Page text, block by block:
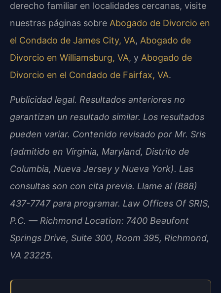
derecho familiar en localidades cercanas, visite
nuestras páginas sobre Abogado de Divorcio en
el Condado de James City, VA, Abogado de
Divorcio en Williamsburg, VA, y Abogado de
Divorcio en el Condado de Fairfax, VA.
Publicidad legal. Resultados anteriores no
garantizan un resultado similar. Los resultados
pueden variar. Contenido revisado por Mr. Sris
(admitido en Virginia, Maryland, Distrito de
Columbia, Nueva Jersey y Nueva York). Las
consultas son con cita previa. Llame al (888)
437-7747 para programar. Law Offices Of SRIS,
P.C. — Richmond Location: 7400 Beaufont
Springs Drive, Suite 300, Room 395, Richmond,
VA 23225.